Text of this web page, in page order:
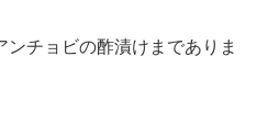
チョビの酢漬けまでありま